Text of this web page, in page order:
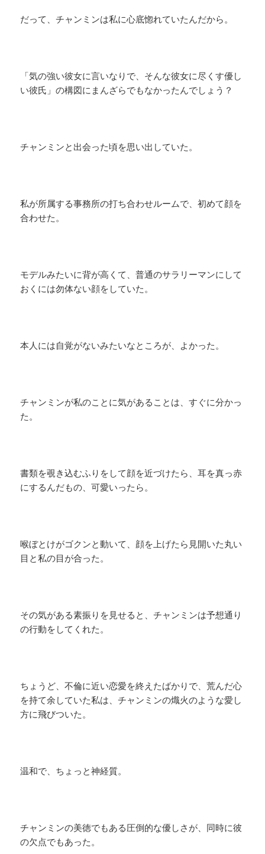
だって、チャンミンは私に心底惚れていたんだから。
「気の強い彼女に言いなりで、そんな彼女に尽くす優し
い彼氏」の構図にまんざらでもなかったんでしょう？
チャンミンと出会った頃を思い出していた。
私が所属する事務所の打ち合わせルームで、初めて顔を
合わせた。
モデルみたいに背が高くて、普通のサラリーマンにして
おくには勿体ない顔をしていた。
本人には自覚がないみたいなところが、よかった。
チャンミンが私のことに気があることは、すぐに分かっ
た。
書類を覗き込むふりをして顔を近づけたら、耳を真っ赤
にするんだもの、可愛いったら。
喉ぼとけがゴクンと動いて、顔を上げたら見開いた丸い
目と私の目が合った。
その気がある素振りを見せると、チャンミンは予想通り
の行動をしてくれた。
ちょうど、不倫に近い恋愛を終えたばかりで、荒んだ心
を持て余していた私は、チャンミンの熾火のような愛し
方に飛びついた。
温和で、ちょっと神経質。
チャンミンの美徳でもある圧倒的な優しさが、同時に彼
の欠点でもあった。